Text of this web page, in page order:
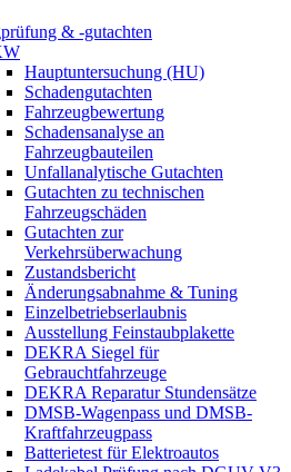
& -gutachten
Hauptuntersuchung (HU)
Schadengutachten
Fahrzeugbewertung
Schadensanalyse an
Fahrzeugbauteilen
Unfallanalytische Gutachten
Gutachten zu technischen
Fahrzeugschäden
Gutachten zur
Verkehrsüberwachung
Zustandsbericht
Änderungsabnahme & Tuning
Einzelbetriebserlaubnis
Ausstellung Feinstaubplakette
DEKRA Siegel für
Gebrauchtfahrzeuge
DEKRA Reparatur Stundensätze
DMSB-Wagenpass und DMSB-
Kraftfahrzeugpass
Batterietest für Elektroautos